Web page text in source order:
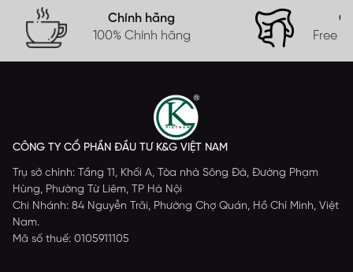
Chính hãng
100% Chính hãng
Free
CÔNG TY CỔ PHẦN ĐẦU TƯ K&G VIỆT NAM
Trụ sở chính: Tầng 11, Khối A, Tòa nhà Sông Đà, Đường Phạm
Hùng, Phường Từ Liêm, TP Hà Nội
Chi Nhánh: 84 Nguyễn Trãi, Phường Chợ Quán, Hồ Chí Minh, Việt
Nam.
Mã số thuế: 0105911105